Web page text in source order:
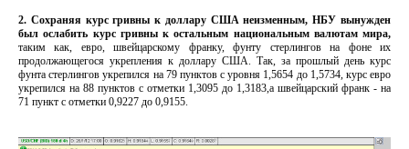
2. Сохраняя курс гривны к доллару США неизменным, НБУ вынужден
был ослабить курс гривны к остальным национальным валютам мира,
таким как, евро, швейцарскому франку, фунту стерлингов на фоне их
продолжающегося укрепления к доллару США. Так, за прошлый день курс
фунта стерлингов укрепился на 79 пунктов с уровня 1,5654 до 1,5734, курс евро
укрепился на 88 пунктов с отметки 1,3095 до 1,3183,а швейцарский франк - на
71 пункт с отметки 0,9227 до 0,9155.